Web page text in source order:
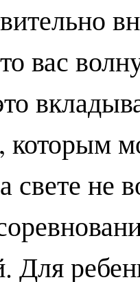
вас
которым
свете не
Для